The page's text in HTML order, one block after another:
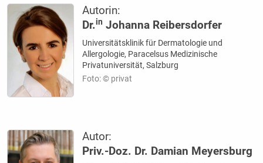
Autorin:
Dr.in Johanna Reibersdorfer
Universitätsklinik für Dermatologie und
Allergologie, Paracelsus Medizinische
Privatuniversität, Salzburg
Foto: © privat
Autor:
Priv.-Doz. Dr. Damian Meyersburg